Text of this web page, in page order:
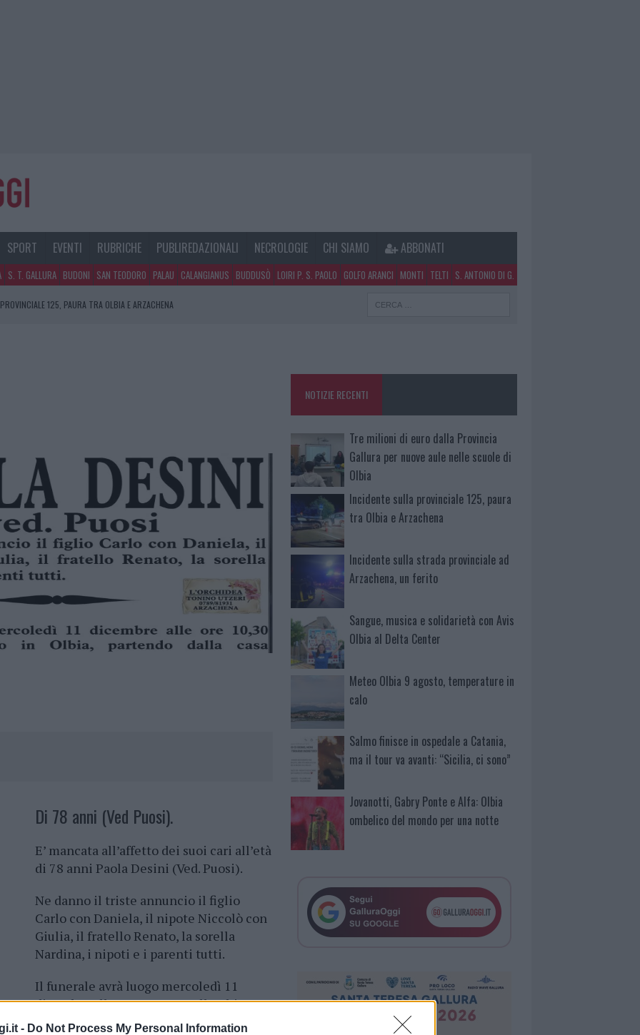
- Do Not Process My Personal Information
SPORT EVENTI RUBRICHE PUBLIREDAZIONALI NECROLOGIE CHI SIAMO ABBONATI
S. T. GALLURA BUDONI SAN TEODORO PALAU CALANGIANUS BUDDUSÒ LOIRI P. S. PAOLO GOLFO ARANCI MONTI TELTI S. ANTONIO DI G.
125, PAURA TRA OLBIA E ARZACHENA
IN CALO
Di 78 anni (Ved Puosi).
E’ mancata all’affetto dei suoi cari all’età
di 78 anni Paola Desini (Ved. Puosi).
Ne danno il triste annuncio il figlio
Carlo con Daniela, il nipote Niccolò con
Giulia, il fratello Renato, la sorella
Nardina, i nipoti e i parenti tutti.
Il funerale avrà luogo mercoledì 11
dicembre alle ore 10 e 30 nella Chiesa
dell’estinta in via della Giara 14.
NOTIZIE RECENTI
Tre milioni di euro dalla Provincia
Gallura per nuove aule nelle scuole di
Olbia
Incidente sulla provinciale 125, paura
tra Olbia e Arzachena
Incidente sulla strada provinciale ad
Arzachena, un ferito
Sangue, musica e solidarietà con Avis
Olbia al Delta Center
Meteo Olbia 9 agosto, temperature in
calo
Salmo finisce in ospedale a Catania,
ma il tour va avanti: “Sicilia, ci sono”
Jovanotti, Gabry Ponte e Alfa: Olbia
ombelico del mondo per una notte